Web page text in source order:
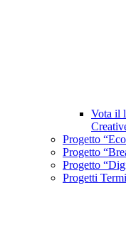
Vota il
Progetto
Progetto
Progetto
Progetti